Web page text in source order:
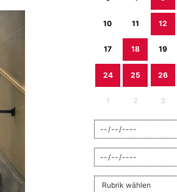
10 11 12
17 18 19
24 25 26
1 2 3